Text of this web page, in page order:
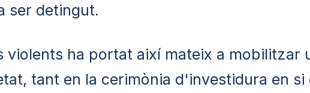
ser detingut.
violents ha portat així mateix a mobilitzar
tant en la cerimònia d'investidura en si